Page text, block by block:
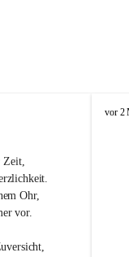
Zeit,
Ohr,
vor.
O
vor 2